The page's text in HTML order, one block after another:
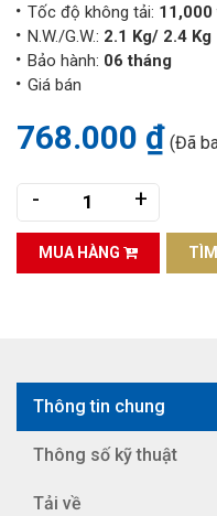
Tốc độ không tải:
N.W./G.W.: 2.1 Kg/ 2.4 Kg
Bảo hành: 06 tháng
Giá bán
768.000 ₫ (Đã
- +
MUA HÀNG
Thông tin chung
Thông số kỹ thuật
Tải về